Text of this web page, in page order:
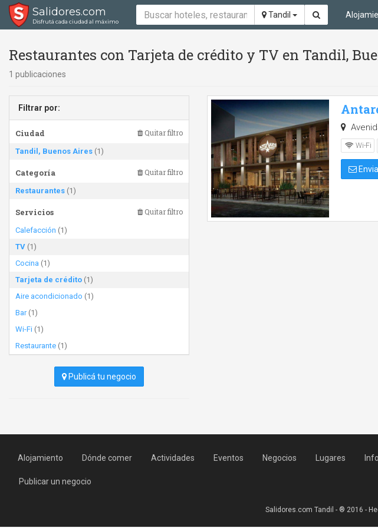
Salidores.com
Disfrutá cada ciudad al máximo
Tandil
Restaurantes con Tarjeta de crédito y TV en Tandil,
1 publicaciones
Filtrar por:
Ciudad Quitar filtro
Tandil, Buenos Aires (1)
Categoría Quitar filtro
Restaurantes (1)
Servicios Quitar filtro
Calefacción (1)
TV (1)
Cocina (1)
Tarjeta de crédito (1)
Aire acondicionado (1)
Bar(1)
Wi-Fi (1)
Restaurante (1)
Publicá tu negocio
Wi-Fi
Alojamiento Dónde comer Actividades Eventos Negocios Lugares
Publicar un negocio
Salidores.com Tandil - ® 2016 -